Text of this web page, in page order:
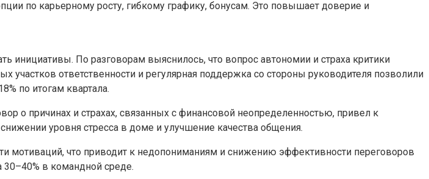
по карьерному росту, гибкому графику, бонусам. Это повышает доверие и
инициативы. По разговорам выяснилось, что вопрос автономии и страха критики
участков ответственности и регулярная поддержка со стороны руководителя позволили
по итогам квартала.
о причинах и страхах, связанных с финансовой неопределенностью, привел к
уровня стресса в доме и улучшение качества общения.
мотиваций, что приводит к недопониманиям и снижению эффективности переговоров
в командной среде.